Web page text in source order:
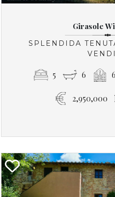
Girasole
SPLENDIDA
5 6
2,950,000